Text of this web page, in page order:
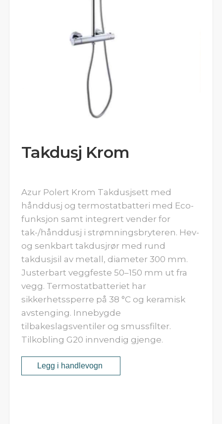
Takdusj Krom
Azur Polert Krom Takdusjsett med
hånddusj og termostatbatteri med Eco-
funksjon samt integrert vender for
tak-/hånddusj i strømningsbryteren. Hev-
og senkbart takdusjrør med rund
takdusjsil av metall, diameter 300 mm.
Justerbart veggfeste 50–150 mm ut fra
vegg. Termostatbatteriet har
sikkerhetssperre på 38 °C og keramisk
avstenging. Innebygde
tilbakeslagsventiler og smussfilter.
Tilkobling G20 innvendig gjenge.